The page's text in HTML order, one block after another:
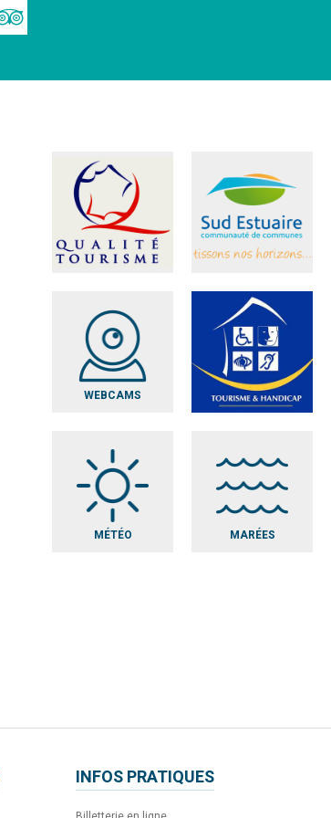
WEBCAMS
MÉTÉO MARÉES
INFOS PRATIQUES